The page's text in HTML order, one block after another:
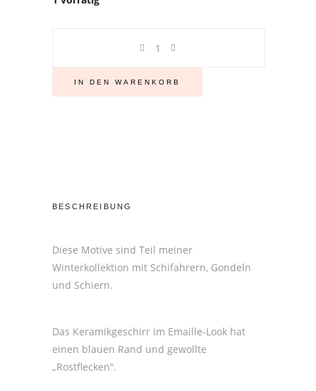
im
IN DEN WARENKORB
BESCHREIBUNG
Diese Motive sind Teil meiner
Winterkollektion mit Schifahrern, Gondeln
und Schiern.
Das Keramikgeschirr im Emaille-Look hat
einen blauen Rand und gewollte
„Rostflecken“.